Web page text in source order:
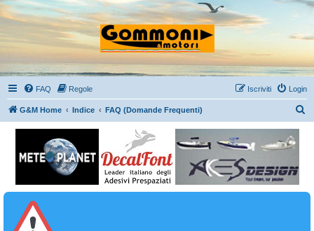
FAQ Regole Login
Iscriviti
G&M Home Indice FAQ (Domande Frequenti)